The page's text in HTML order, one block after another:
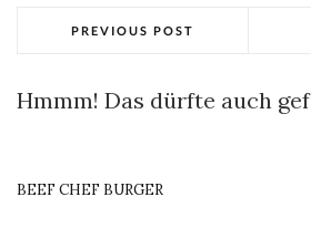
PREVIOUS POST
Hmmm! Das dürfte auch
BEEF CHEF BURGER